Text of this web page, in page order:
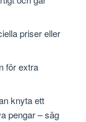
priser eller
för extra
knyta ett
pengar – säg